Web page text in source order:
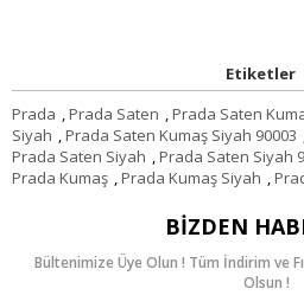
Etiketler
Prada ,Prada Saten ,Prada Saten
Siyah ,Prada Saten Kumaş Siyah 90003
Prada Saten Siyah ,Prada Saten Siyah
Prada Kumaş ,Prada Kumaş Siyah ,
BIZDEN
Bültenimize Üye Olun ! Tüm İndirim ve
Olsun !